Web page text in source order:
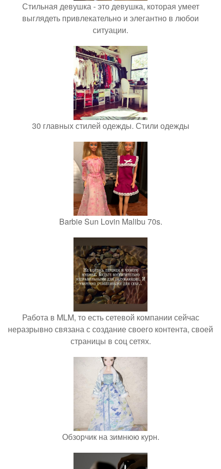
Стильная девушка - это девушка, которая умеет
выглядеть привлекательно и элегантно в любои
ситуации.
30 главных стилей одежды. Стили одежды
Barbie Sun Lovin Malibu 70s.
Работа в MLM, то есть сетевой компании сейчас
неразрывно связана с создание своего контента, своей
страницы в соц сетях.
Обзорчик на зимнюю курн.